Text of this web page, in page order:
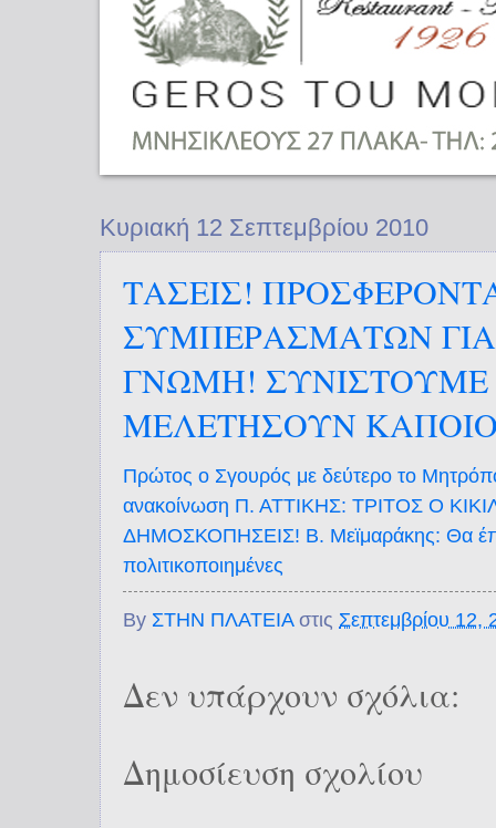
Κυριακή 12 Σεπτεμβρίου 2010
ΤΑΣΕΙΣ!
ΣΥΜΠΕΡΑΣΜΑΤΩΝ
ΓΝΩΜΗ!
ΜΕΛΕΤΗΣΟΥΝ
Πρώτος ο Σγουρός με δεύτερο το
ανακοίνωση Π. ΑΤΤΙΚΗΣ: ΤΡΙΤΟΣ Ο
ΔΗΜΟΣΚΟΠΗΣΕΙΣ! Β. Μεϊμαράκης: Θα
πολιτικοποιημένες
By ΣΤΗΝ ΠΛΑΤΕΙΑ στις Σεπτεμβρίου 12,
Δεν υπάρχουν σχόλια:
Δημοσίευση σχολίου